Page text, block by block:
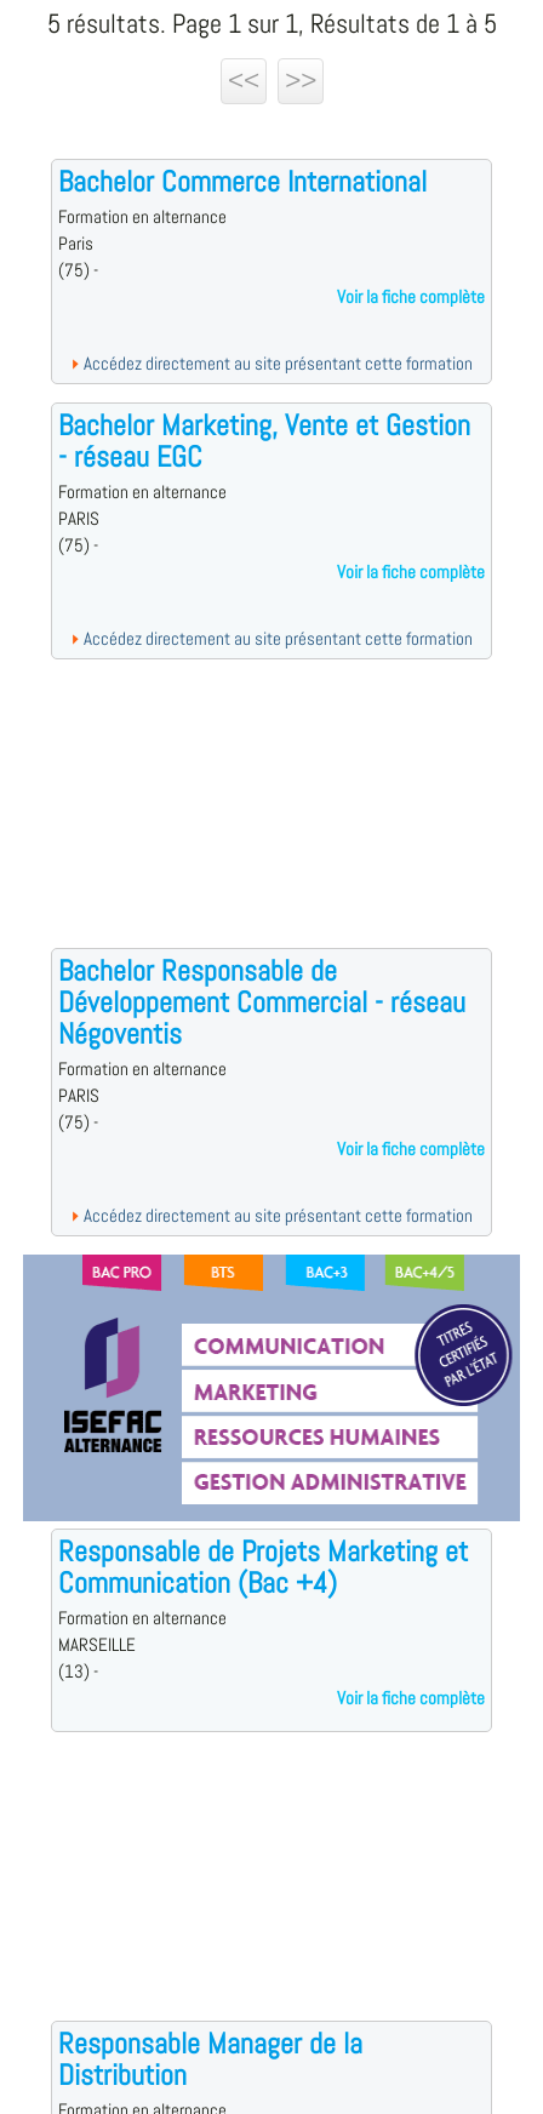
5 résultats. Page 1 sur 1, Résultats de 1 à 5
<<
>>
Bachelor Commerce International
Formation en alternance
Paris
(75) -
Voir la fiche complète
Accédez directement au site présentant cette formation
Bachelor Marketing, Vente et Gestion
- réseau EGC
Formation en alternance
PARIS
(75) -
Voir la fiche complète
Accédez directement au site présentant cette formation
Bachelor Responsable de
Développement Commercial - réseau
Négoventis
Formation en alternance
PARIS
(75) -
Voir la fiche complète
Accédez directement au site présentant cette formation
Responsable de Projets Marketing et
Communication (Bac +4)
Formation en alternance
MARSEILLE
(13) -
Voir la fiche complète
Responsable Manager de la
Distribution